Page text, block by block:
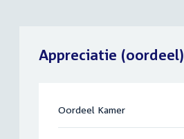
Appreciatie (oordeel)
Oordeel Kamer